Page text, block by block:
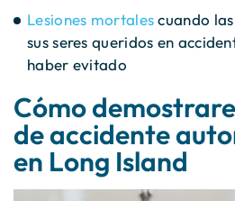
Lesiones mortalescuando
sus seres queridos en
haber evitado
Cómo
de accidente
en Long Island